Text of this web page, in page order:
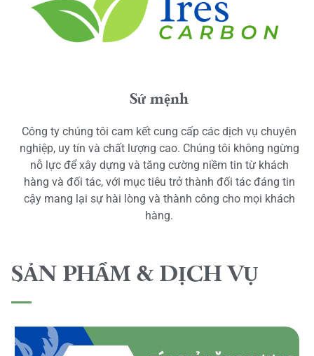
Sứ mệnh
Công ty chúng tôi cam kết cung cấp các dịch vụ chuyên
nghiệp, uy tín và chất lượng cao. Chúng tôi không ngừng
nỗ lực để xây dựng và tăng cường niềm tin từ khách
hàng và đối tác, với mục tiêu trở thành đối tác đáng tin
cậy mang lại sự hài lòng và thành công cho mọi khách
hàng.
SẢN PHẨM & DỊCH VỤ